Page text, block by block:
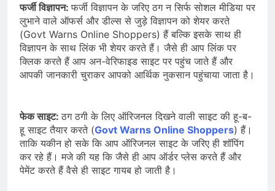
फर्जी विज्ञापन:फर्जी विज्ञापन के जरिए ठग न सिर्फ सोशल मीडिया पर
लुभाने वाले ऑफर्स और डील्स से जुड़े विज्ञापन को शेयर करते
(Govt Warns Online Shoppers) हैं बल्कि इसके साथ ही
विज्ञापन के साथ लिंक भी शेयर करते हैं। जैसे ही आप लिंक पर
क्लिक करते हैं आप अन-वेरिफाइड साइट पर पहुंच जाते हैं और
आपकी जानकारी चुराकर आपको आर्थिक नुकसान पहुंचाया जाता है।
फेक साइट:ठग ठगी के लिए ऑरिजनल दिखने वाली साइट की हू-ब-
हू साइट तैयार करते (Govt Warns Online Shoppers) हैं।
ताकि यकीन हो सके कि आप ऑरिजनल साइट के जरिए ही शॉपिंग
कर रहे हैं। मजे की यह कि जैसे ही आप ऑर्डर प्लेस करते हैं और
पेमेंट करते हैं वैसे ही साइट गायब हो जाती है।